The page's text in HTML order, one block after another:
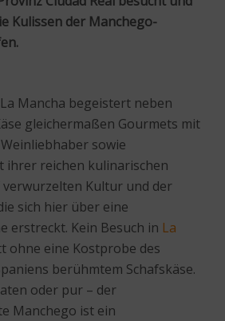
Kulissen der Manchego-
Mancha begeistert neben
gleichermaßen Gourmets mit
sowie
ihrer reichen kulinarischen
Kultur und der
sich hier über eine
erstreckt. Kein Besuch in La
ohne eine Kostprobe des
berühmtem Schafskäse.
oder pur – der
Manchego ist ein